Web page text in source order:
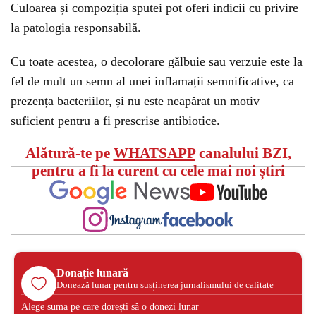
Culoarea și compoziția sputei pot oferi indicii cu privire
la patologia responsabilă.
Cu toate acestea, o decolorare gălbuie sau verzuie este la
fel de mult un semn al unei inflamații semnificative, ca
prezența bacteriilor, și nu este neapărat un motiv
suficient pentru a fi prescrise antibiotice.
Alătură-te pe WHATSAPPcanalului BZI,
pentru a fi la curent cu cele mai noi știri
Donație lunară
Donează lunar pentru susținerea jurnalismului de calitate
Alege suma pe care dorești să o donezi lunar